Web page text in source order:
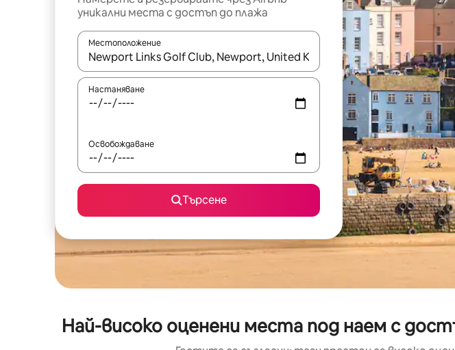
уникални места с достъп до плажа
Местоположение
Когато резултатите се покажат, използвайте клавишите със стрелки
Настаняване
Освобождаване
Търсене
Най-високо оценени места под наем с